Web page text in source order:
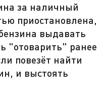
за наличный
приостановлена,
выдавать
"отоварить" ранее
повезёт найти
и выстоять